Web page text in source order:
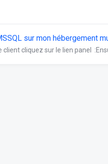
sur mon hébergement
cliquez sur le lien panel